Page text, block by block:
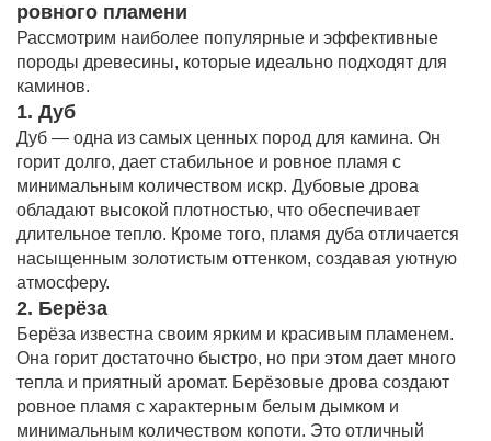
ровного пламени
Рассмотрим наиболее популярные и эффективные
породы древесины, которые идеально подходят для
каминов.
1. Дуб
Дуб — одна из самых ценных пород для камина. Он
горит долго, дает стабильное и ровное пламя с
минимальным количеством искр. Дубовые дрова
обладают высокой плотностью, что обеспечивает
длительное тепло. Кроме того, пламя дуба отличается
насыщенным золотистым оттенком, создавая уютную
атмосферу.
2. Берёза
Берёза известна своим ярким и красивым пламенем.
Она горит достаточно быстро, но при этом дает много
тепла и приятный аромат. Берёзовые дрова создают
ровное пламя с характерным белым дымком и
минимальным количеством копоти. Это отличный